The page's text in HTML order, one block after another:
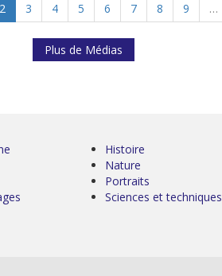
2 3 4 5 6 7 8 9 …
Plus de Médias
Histoire
Nature
Portraits
Sciences et techniques